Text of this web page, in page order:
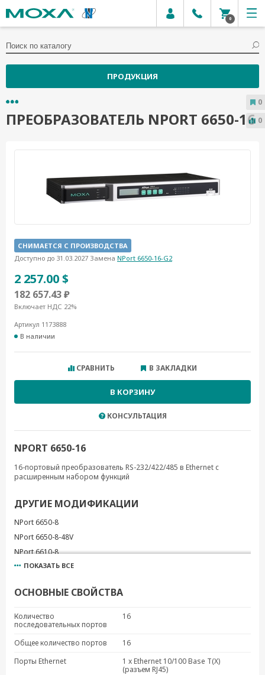
0
ПРОДУКЦИЯ
ПРЕОБРАЗОВАТЕЛЬ NPORT 6650-16
СНИМАЕТСЯ С ПРОИЗВОДСТВА
Доступно до 31.03.2027 Замена NPort 6650-16-G2
2 257.00 $
182 657.43 ₽
Включает НДС 22%
Артикул 1173888
В наличии
СРАВНИТЬ В ЗАКЛАДКИ
В КОРЗИНУ
КОНСУЛЬТАЦИЯ
NPORT 6650-16
16-портовый преобразователь RS-232/422/485 в Ethernet с
расширенным набором функций
ДРУГИЕ МОДИФИКАЦИИ
NPort 6650-8
NPort 6650-8-48V
NPort 6610-8
NPort 6650-16-48V
NPort 6610-16-48V
NPort 6650-32-48V
NPort 6610-32
ПОКАЗАТЬ ВСЕ
ОСНОВНЫЕ СВОЙСТВА
Количество
последовательных портов
16
Общее количество портов
16
Порты Ethernet
1 x Ethernet 10/100 Base T(X)
(разъем RJ45)
0
0